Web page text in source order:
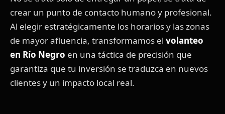
crear un punto de contacto humano y profesional.
Al elegir estratégicamente los horarios y las zonas
de mayor afluencia, transformamos el volanteo
en Río Negro en una táctica de precisión que
garantiza que tu inversión se traduzca en nuevos
clientes y un impacto local real.